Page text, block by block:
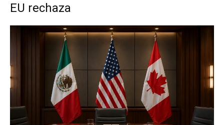
EU rechaza